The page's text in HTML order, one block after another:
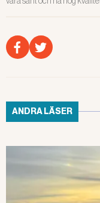
ANDRA LÄSER